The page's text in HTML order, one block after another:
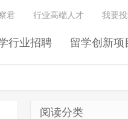
行业招聘 留学创新项
君 行业高端人才 我要
阅读分类